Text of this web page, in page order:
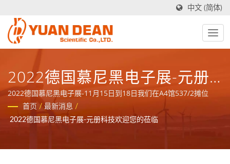
中文 (简体)
2022德国慕尼黑电子展-元册
科技欢迎您的莅临
2022德国慕尼黑电子展-11月15日到18日我们在A4馆537/2摊位
首页 / 最新消息 /
2022德国慕尼黑电子展-元册科技欢迎您的莅临